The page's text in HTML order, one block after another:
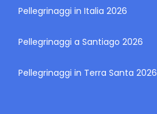
Pellegrinaggi in Italia 2026
Pellegrinaggi a Santiago 2026
Pellegrinaggi in Terra Santa 2026